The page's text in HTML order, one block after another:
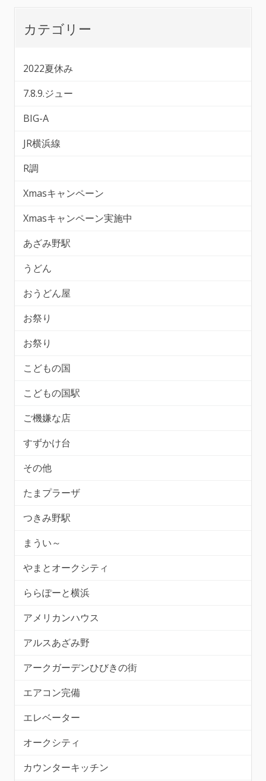
カテゴリー
2022夏休み
7.8.9.ジュー
BIG-A
JR横浜線
R調
Xmasキャンペーン
Xmasキャンペーン実施中
あざみ野駅
うどん
おうどん屋
お祭り
お祭り
こどもの国
こどもの国駅
ご機嫌な店
すずかけ台
その他
たまプラーザ
つきみ野駅
まうい～
やまとオークシティ
ららぽーと横浜
アメリカンハウス
アルスあざみ野
アークガーデンひびきの街
エアコン完備
エレベーター
オークシティ
カウンターキッチン